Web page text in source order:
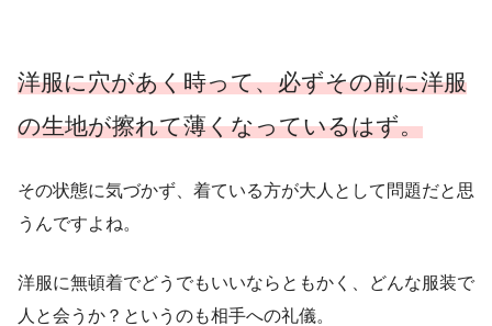
洋服に穴があく時って、必ずその前に洋服
の生地が擦れて薄くなっているはず。
その状態に気づかず、着ている方が大人として問題だと思
うんですよね。
洋服に無頓着でどうでもいいならともかく、どんな服装で
人と会うか？というのも相手への礼儀。